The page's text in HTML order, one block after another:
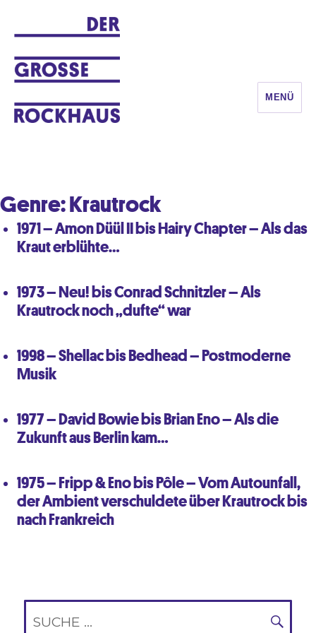
MENÜ
Genre:Krautrock
1971 – Amon Düül II bis Hairy Chapter – Als das
Kraut erblühte…
1973 – Neu! bis Conrad Schnitzler – Als
Krautrock noch „dufte“ war
1998 – Shellac bis Bedhead – Postmoderne
Musik
1977 – David Bowie bis Brian Eno – Als die
Zukunft aus Berlin kam…
1975 – Fripp & Eno bis Pôle – Vom Autounfall,
der Ambient verschuldete über Krautrock bis
nach Frankreich